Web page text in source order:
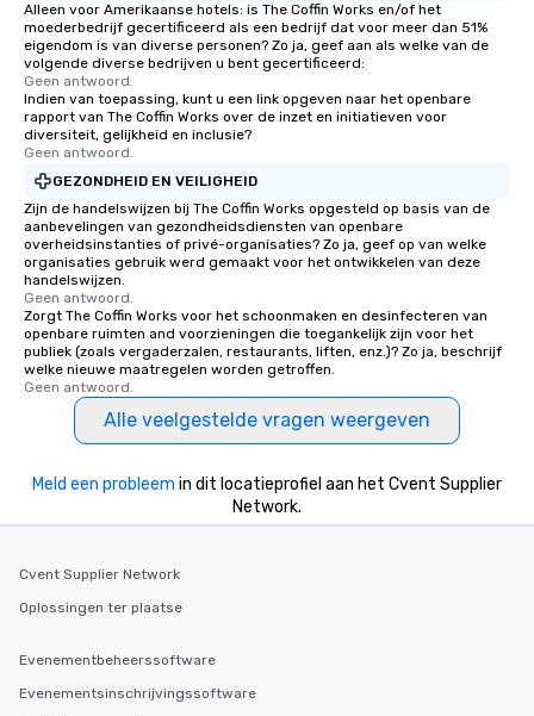
Alleen voor Amerikaanse hotels: is The Coffin Works en/of het
moederbedrijf gecertificeerd als een bedrijf dat voor meer dan 51%
eigendom is van diverse personen? Zo ja, geef aan als welke van de
volgende diverse bedrijven u bent gecertificeerd:
Geen antwoord.
Indien van toepassing, kunt u een link opgeven naar het openbare
rapport van The Coffin Works over de inzet en initiatieven voor
diversiteit, gelijkheid en inclusie?
Geen antwoord.
GEZONDHEID EN VEILIGHEID
Zijn de handelswijzen bij The Coffin Works opgesteld op basis van de
aanbevelingen van gezondheidsdiensten van openbare
overheidsinstanties of privé-organisaties? Zo ja, geef op van welke
organisaties gebruik werd gemaakt voor het ontwikkelen van deze
handelswijzen.
Geen antwoord.
Zorgt The Coffin Works voor het schoonmaken en desinfecteren van
openbare ruimten and voorzieningen die toegankelijk zijn voor het
publiek (zoals vergaderzalen, restaurants, liften, enz.)? Zo ja, beschrijf
welke nieuwe maatregelen worden getroffen.
Geen antwoord.
Alle veelgestelde vragen weergeven
Meld een probleem in dit locatieprofiel aan het Cvent Supplier
Network.
Cvent Supplier Network
Oplossingen ter plaatse
Evenementbeheerssoftware
Evenementsinschrijvingssoftware